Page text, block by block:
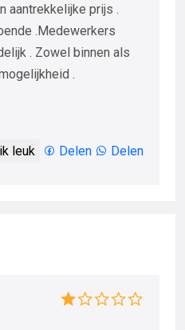
aantrekkelijke prijs .
.Medewerkers
. Zowel binnen als
.
leuk Delen Delen